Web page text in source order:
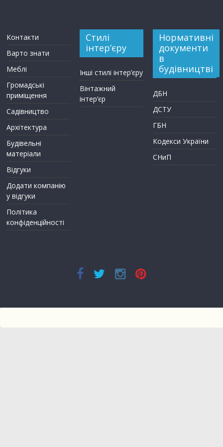
Контакти
Варто знати
Меблі
Громадські
приміщення
Садівництво
Архітектура
Будівельні
матеріали
Відгуки
Додати компанію
у відгуки
Політика
конфіденційності
Стилі
інтер’єру
Інші стилі інтер’єру
Вінтажний
інтер’єр
Нормативні
документи
в
будівництві
ДБН
ДСТУ
ГБН
Кодекси України
СНиП